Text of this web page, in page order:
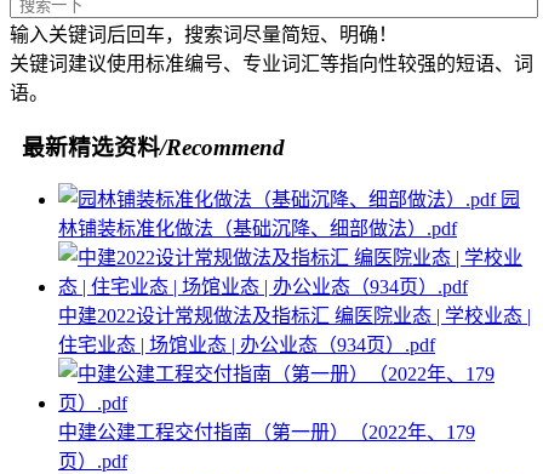
输入关键词后回车，搜索词尽量简短、明确！
关键词建议使用标准编号、专业词汇等指向性较强的短语、词
语。
最新精选资料/Recommend
园
林铺装标准化做法（基础沉降、细部做法）.pdf
中建2022设计常规做法及指标汇 编医院业态 | 学校业态 |
住宅业态 | 场馆业态 | 办公业态（934页）.pdf
中建公建工程交付指南（第一册）（2022年、179
页）.pdf